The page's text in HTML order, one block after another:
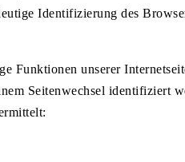
Identifizierung des
Funktionen unserer
Seitenwechsel identifiziert